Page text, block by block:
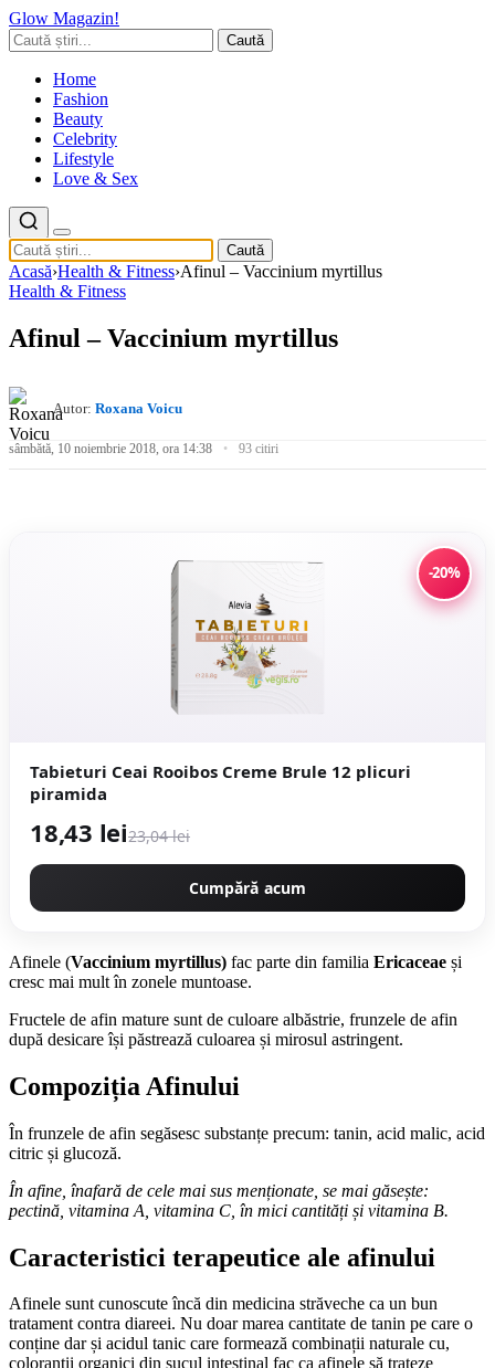
Glow Magazin!
Caută
Home
Fashion
Beauty
Celebrity
Lifestyle
Love & Sex
Caută
Acasă›Health & Fitness›Afinul – Vaccinium myrtillus
Health & Fitness
Afinul – Vaccinium myrtillus
Autor: Roxana Voicu
sâmbătă, 10 noiembrie 2018, ora 14:38 93 citiri
-20%
Tabieturi Ceai Rooibos Creme Brule 12 plicuri
piramida
18,43 lei23,04 lei
Cumpără acum
Afinele (Vaccinium myrtillus) fac parte din familia Ericaceae și
cresc mai mult în zonele muntoase.
Fructele de afin mature sunt de culoare albăstrie, frunzele de afin
după desicare își păstrează culoarea și mirosul astringent.
Compoziția Afinului
În frunzele de afin segăsesc substanțe precum: tanin, acid malic, acid
citric și glucoză.
În afine, înafară de cele mai sus menționate, se mai găsește:
pectină, vitamina A, vitamina C, în mici cantități și vitamina B.
Caracteristici terapeutice ale afinului
Afinele sunt cunoscute încă din medicina străveche ca un bun
tratament contra diareei. Nu doar marea cantitate de tanin pe care o
conține dar și acidul tanic care formează combinații naturale cu,
coloranții organici din sucul intestinal fac ca afinele să trateze